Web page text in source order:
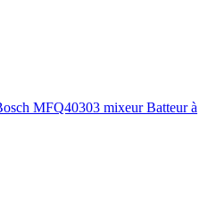
MFQ40303 mixeur Batteur à